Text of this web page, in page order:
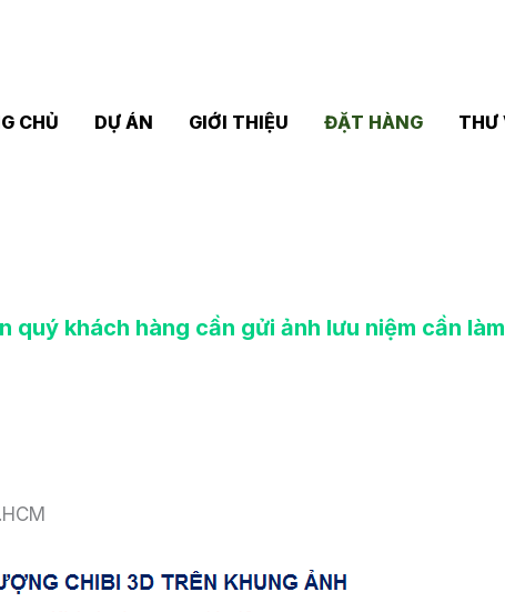
CHỦ DỰ ÁN GIỚI THIỆU ĐẶT HÀNG THƯ
quý khách hàng cần gửi ảnh lưu niệm cần